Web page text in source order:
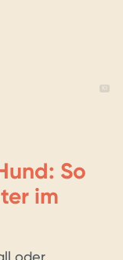
So
im
oder